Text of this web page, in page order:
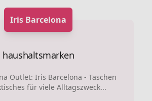
Iris Barcelona
haushaltsmarken
Outlet: Iris Barcelona - Taschen
für viele Alltagszweck...